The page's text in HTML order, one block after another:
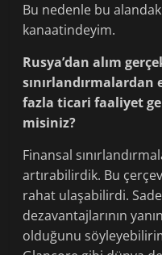
Bu nedenle bu
kanaatindeyim.
Rusya’dan alım
fazla ticari faaliyet
misiniz?
Finansal
artırabilirdik. Bu
rahat ulaşabilirdi.
dezavantajlarının
olduğunu